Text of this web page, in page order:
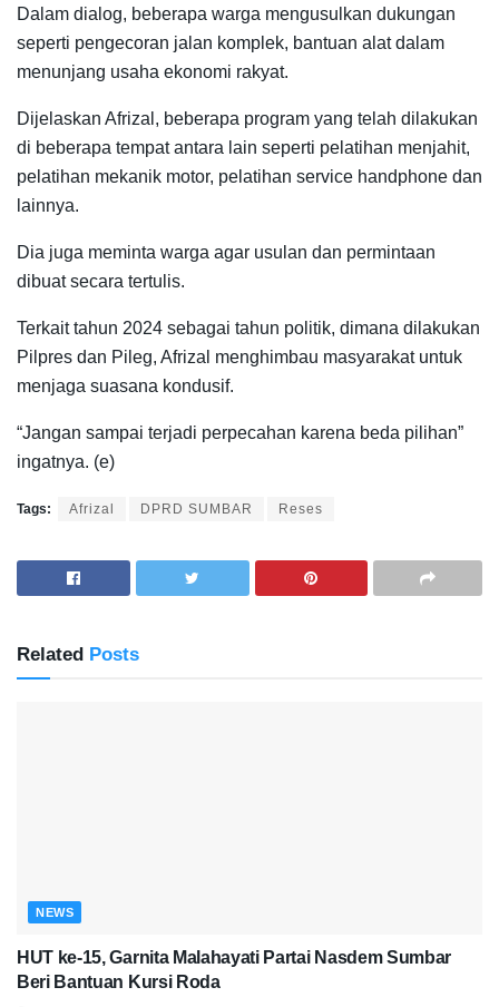
Dalam dialog, beberapa warga mengusulkan dukungan
seperti pengecoran jalan komplek, bantuan alat dalam
menunjang usaha ekonomi rakyat.
Dijelaskan Afrizal, beberapa program yang telah dilakukan
di beberapa tempat antara lain seperti pelatihan menjahit,
pelatihan mekanik motor, pelatihan service handphone dan
lainnya.
Dia juga meminta warga agar usulan dan permintaan
dibuat secara tertulis.
Terkait tahun 2024 sebagai tahun politik, dimana dilakukan
Pilpres dan Pileg, Afrizal menghimbau masyarakat untuk
menjaga suasana kondusif.
“Jangan sampai terjadi perpecahan karena beda pilihan”
ingatnya. (e)
Tags: Afrizal DPRD SUMBAR Reses
Related Posts
NEWS
HUT ke-15, Garnita Malahayati Partai Nasdem Sumbar
Beri Bantuan Kursi Roda